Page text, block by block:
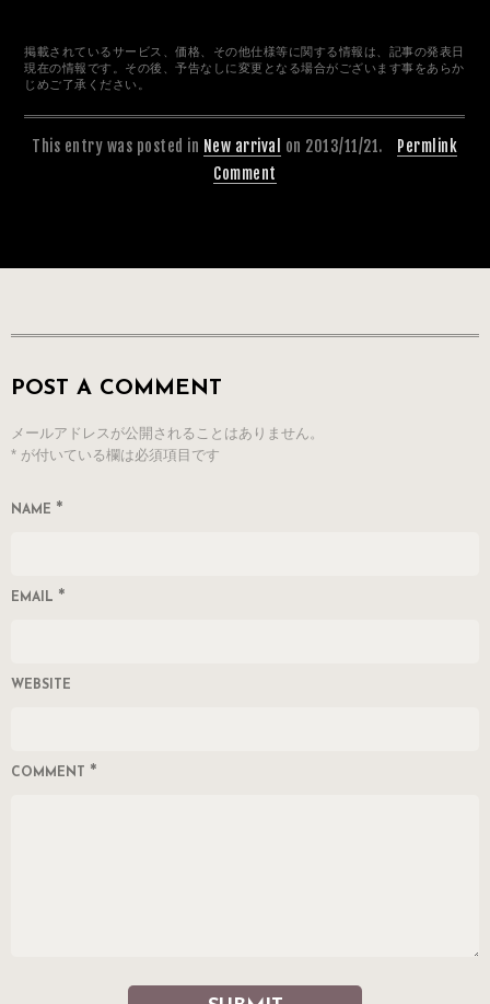
掲載されているサービス、価格、その他仕様等に関する情報は、記事の発表日
現在の情報です。その後、予告なしに変更となる場合がございます事をあらか
じめご了承ください。
This entry was posted in New arrival on 2013/11/21.
Permlink
Comment
POST A COMMENT
メールアドレスが公開されることはありません。
* が付いている欄は必須項目です
NAME *
EMAIL *
WEBSITE
COMMENT *